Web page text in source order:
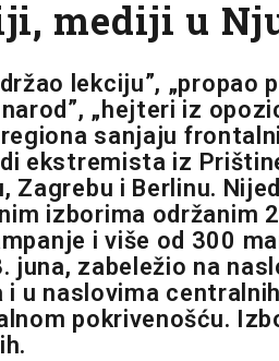
mediji u
lekciju”, „propao
„hejteri iz
sanjaju
ekstremista iz
Zagrebu i Berlinu.
izborima održanim
i više od 300
juna, zabeležio na
u naslovima
pokrivenošću.